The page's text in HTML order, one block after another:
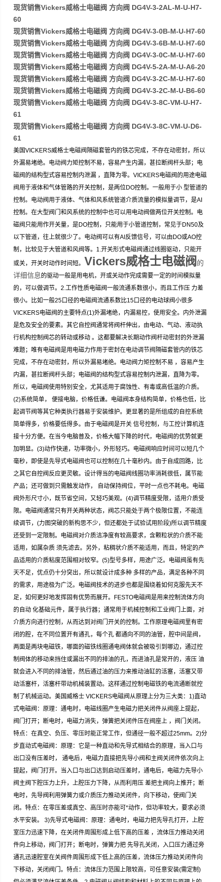
现货销售Vickers威格士电磁阀 方向阀 DG4V-3-2AL-M-U-H7-
60
现货销售Vickers威格士电磁阀 方向阀 DG4V-3-0B-M-U-H7-60
现货销售Vickers威格士电磁阀 方向阀 DG4V-3-6B-M-U-H7-60
现货销售Vickers威格士电磁阀 方向阀 DG4V-3-0C-M-U-H7-60
现货销售Vickers威格士电磁阀 方向阀 DG4V-5-2A-M-U-A6-20
现货销售Vickers威格士电磁阀 方向阀 DG4V-3-2C-M-U-H7-60
现货销售Vickers威格士电磁阀 方向阀 DG4V-3-2C-M-U-B6-60
现货销售Vickers威格士电磁阀 方向阀 DG4V-3-8C-VM-U-H7-
61
现货销售Vickers威格士电磁阀 方向阀 DG4V-3-8C-VM-U-D6-
61
美国VICKERS威格士电磁阀隔磁套管内的铁芯完成，不存在动密封，所以
外漏易堵绝。电动阀力矩控制不易，容易产生内漏，甚拉断阀杆头部；电
磁阀的结构型式容易控制内泄漏 ，直降为零。VICKERS电磁阀的用途电磁
阀用于液体和气体管路的开关控制，是两位DO控制。一般用于小 型管道的
控制。电动阀用于液体、气体和风系统管道介质流量的模拟量调节，是AI
控制。在大型阀门和风系统的控制中也可以用电动阀做两位开关控制。电
磁阀只能用作开关量，是DO控制，只能用于小管道控制，常见于DN50及
以下管道，往上就很少了。电动阀可以有AI反馈信号，可以由DO或AO控
制，比较见于大管道和风阀等。1.开关形式电磁阀通过线圈驱动，只能开
或关，开关时动作时间短。 Vickers威格士电磁阀 的
详细信息的驱动一般是用电机，开或关动作完成需要一定的时间模拟量
的，可以做调节。2.工作性质电磁阀一般流通系数很小，而且工作压 力差
很小。比如一般25口径的电磁阀流通系数比15口径的电动球阀小很多
VICKERS电磁阀的主要特点(1)外漏堵绝，内漏易控，使用安全。内外泄漏
是危及安全的要素。其它自控阀通常将阀杆伸出，由电动、气动、液动执
行机构控制阀芯的转动或移动 。这都要解决长期动作阀杆动密封的外泄漏
难题；唯有电磁阀是用电磁力作用于密封在电动调节阀隔磁套管内的铁芯
完成，不存在动密封，所以外漏易堵绝。电动阀力矩控制不易 ，容易产生
内漏，甚拉断阀杆头部；电磁阀的结构型式容易控制内泄漏，直降为零。
所以，电磁阀使用特别安全，尤其适用于腐蚀性、有毒或高低温的介质。
(2)系统简单， 便接电脑，价格低谦。电磁阀本身结构简单，价格也低，比
起调节阀等其它种类执行器易于安装维护。更显著的是所组成的自控系统
简单得多，价格要低得多。由于电磁阀是开关 信号控制，与工控计算机连
接十分方便。在当今电脑普及，价格大幅下降的时代，电磁阀的优势就更
加明显。(3)动作快递，功率微小，外形轻巧。电磁阀响应时间可以短几个
毫秒，即使是先导式电磁阀也可以控制在几十毫秒内。由于自成回路，比
之其它自控阀反应更灵敏。设计得当的电磁阀线圈功率消耗很低，属节能
产品；还可做到只需触发动作， 自动保持阀位，平时一点也不耗电。电磁
阀外形尺寸小，既节省空间，又轻巧美观。(4)调节精度受限，适用介质受
限。电磁阀通常只有开关两种状态，阀芯只能处于两个极限位置，不能连
续调节，(力图突破的新构思不少，但还都处于试验试用阶段)所以调节精度
还受到一定限制。电磁阀对介质洁净度有较高要求，含颗粒状的介质不能
适用，如属杂质 须先滤去。另外，粘稠状介质不能适用，而且，特定的产
品适用的介质粘度范围相对较窄。(5)型号多样，用途广泛。电磁阀虽有先
天不足，优点仍十分突出，所以就设计成多种 多样的产品，满足各种不同
的需求，用途极为广泛。电磁阀技术的进步也都是围绕着如何克服先天不
足，如何更好地发挥固有优势而展开。FESTO电磁阀是用来控制流体方向
的自动 化基础元件，属于执行器；通常用于机械控制和工业阀门上面，对
介质方向进行控制，从而达到对阀门开关的控制。工作原理电磁阀里有密
闭的腔，在不同位置开有通孔，每个孔 都通向不同的油管，腔中间是阀，
两面是两块电磁铁，哪面的磁铁线圈通电阀体就会被吸引到哪边，通过控
制阀体的移动来挡住或漏出不同的排油的孔，而进油孔是常开的，液压 油
就会进入不同的排油管，然后通过油的压力来推动油缸的活塞，活塞又带
动活塞杆，活塞杆带动机械装置动。这样通过控制电磁铁的电流通断就控
制了机械运动。美国威格士 VICKERS电磁阀从原理上分为三大类：1)直动
式电磁阀：原理：通电时，电磁线圈产生电磁力把关闭件从阀座上提起，
阀门打开；断电时，电磁力消失，弹簧把关闭件压在阀座上 ，阀门关闭。
特点：在真空、负压、零压时能正常工作，但通径一般不超过25mm。2)分
步直动式电磁阀：原理：它是一种直动和先导式相结合的原理，当入口与
出口没有压差时， 通电后，电磁力直接把先导小阀和主阀关闭件依次向上
提起，阀门打开。当入口与出口达到启动压差时，通电后，电磁力先导小
阀主阀下腔压力上升，上腔压力下降，从而利用压 差把主阀向上推开；断
电时，先导阀利用弹簧力或介质压力推动关闭件，向下移动，使阀门关
闭。特点：在零压差或真空、高压时亦能可*动作，但功率较大，要求必须
水平安装。 3)先导式电磁阀：原理：通电时，电磁力把先导孔打开，上腔
室压力迅速下降，在关闭件周围形成上低下高的压差 ，流体压力推动关闭
件向上移动，阀门打开；断电时，弹簧力把 先导孔关闭，入口压力通过旁
通孔迅速腔室在关阀件周围形成下低上高的压差，流体压力推动关闭件向
下移动，关闭阀门。特点：流体压力范围上限较高，可任意安装(需定制)